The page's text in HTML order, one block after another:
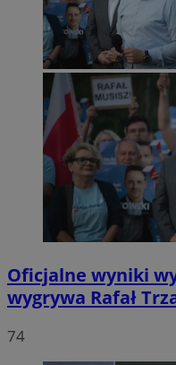
Oficjalne wyniki
wygrywa Rafał
74